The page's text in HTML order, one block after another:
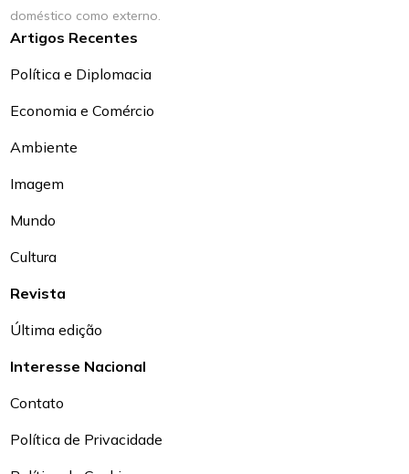
doméstico como externo.
Artigos Recentes
Política e Diplomacia
Economia e Comércio
Ambiente
Imagem
Mundo
Cultura
Revista
Última edição
Interesse Nacional
Contato
Política de Privacidade